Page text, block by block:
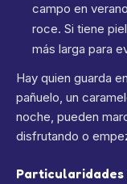
campo en
roce. Si tiene
más larga para
Hay quien guarda
pañuelo, un
noche, pueden
disfrutando o